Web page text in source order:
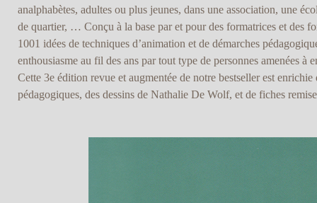
analphabètes, adultes ou plus jeunes, dans une association, une
de quartier, … Conçu à la base par et pour des formatrices et des
1001 idées de techniques d’animation et de démarches
enthousiasme au fil des ans par tout type de personnes amenées à
Cette 3e édition revue et augmentée de notre bestseller est
pédagogiques, des dessins de Nathalie De Wolf, et de fiches